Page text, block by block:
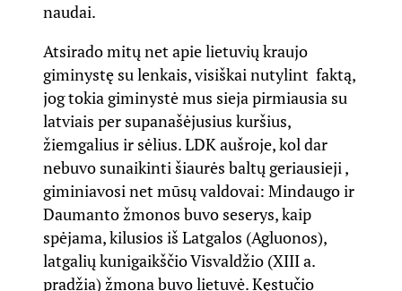
naudai.
Atsirado mitų net apie lietuvių kraujo
giminystę su lenkais, visiškai nutylint faktą,
jog tokia giminystė mus sieja pirmiausia su
latviais per supanašėjusius kuršius,
žiemgalius ir sėlius. LDK aušroje, kol dar
nebuvo sunaikinti šiaurės baltų geriausieji ,
giminiavosi net mūsų valdovai: Mindaugo ir
Daumanto žmonos buvo seserys, kaip
spėjama, kilusios iš Latgalos (Agluonos),
latgalių kunigaikščio Visvaldžio (XIII a.
pradžia) žmona buvo lietuvė. Kęstučio